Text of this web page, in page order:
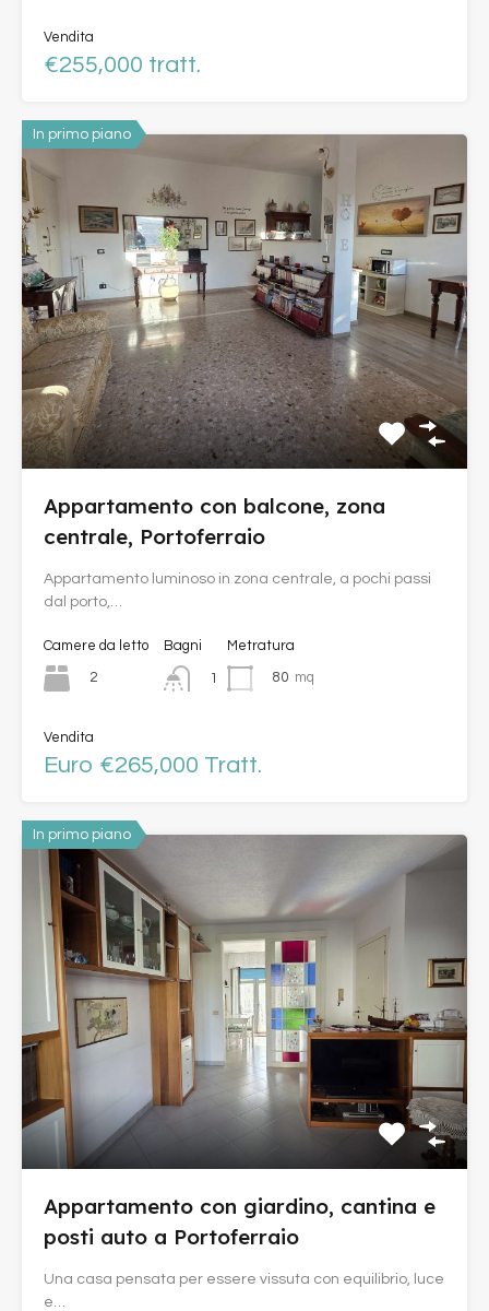
Vendita
€255,000 tratt.
In primo piano
Appartamento con balcone, zona
centrale, Portoferraio
Appartamento luminoso in zona centrale, a pochi passi
dal porto,…
Camere da letto
2
Bagni
1
Metratura
80 mq
Vendita
Euro €265,000 Tratt.
In primo piano
Appartamento con giardino, cantina e
posti auto a Portoferraio
Una casa pensata per essere vissuta con equilibrio, luce
e…